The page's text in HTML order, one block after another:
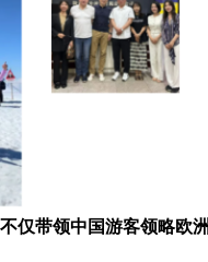
不仅带领中国游客领略欧